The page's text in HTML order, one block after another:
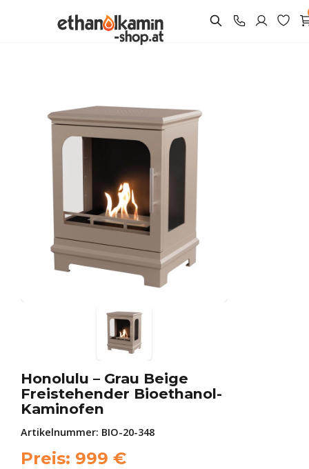
Honolulu – Grau Beige
Freistehender Bioethanol-
Kaminofen
Artikelnummer: BIO-20-348
Preis: 999 €